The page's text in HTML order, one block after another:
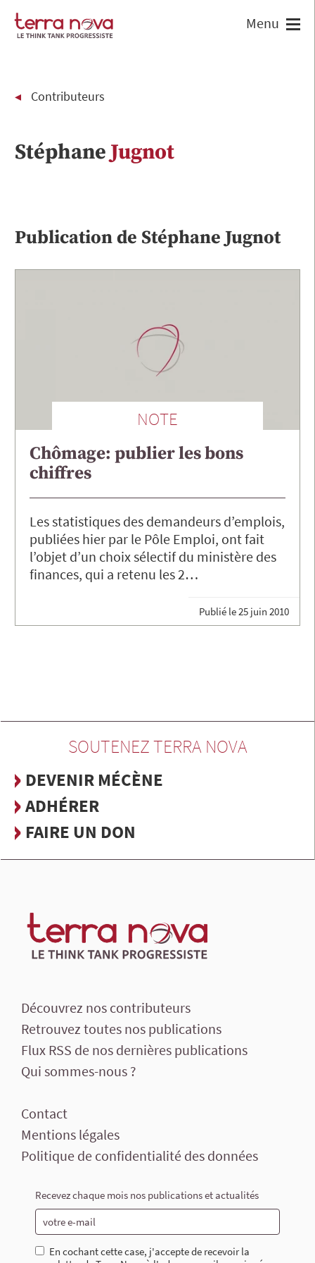
Contributeurs
StéphaneJugnot
Publication de Stéphane Jugnot
NOTE
Chômage: publier les bons
chiffres
Les statistiques des demandeurs d’emplois,
publiées hier par le Pôle Emploi, ont fait
l’objet d’un choix sélectif du ministère des
finances, qui a retenu les 2…
Publié le25 juin 2010
SOUTENEZ TERRA NOVA
DEVENIR MÉCÈNE
ADHÉRER
FAIRE UN DON
Découvrez nos contributeurs
Retrouvez toutes nos publications
Flux RSS de nos dernières publications
Qui sommes-nous ?
Contact
Mentions légales
Politique de confidentialité des données
Recevez chaque mois nos publications et actualités
En cochant cette case, j'accepte de recevoir la